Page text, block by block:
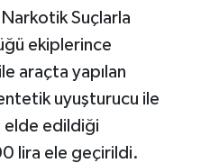
Narkotik Suçlarla
ekiplerince
araçta yapılan
uyuşturucu ile
elde edildiği
lira ele geçirildi.